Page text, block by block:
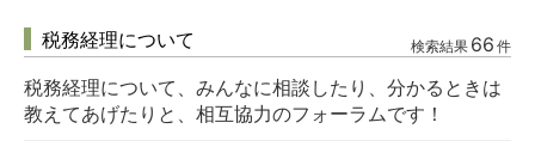
税務経理について 検索結果 66 件
税務経理について、みんなに相談したり、分かるときは
教えてあげたりと、相互協力のフォーラムです！